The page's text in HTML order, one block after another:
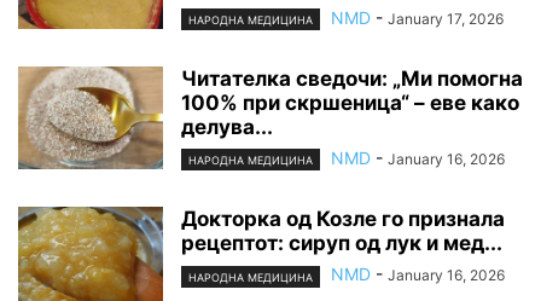
НАРОДНА МЕДИЦИНА NMD - January 17, 2026
Читателка сведочи: „Ми помогна
100% при скршеница“ – еве како
делува...
НАРОДНА МЕДИЦИНА NMD - January 16, 2026
Докторка од Козле го признала
рецептот: сируп од лук и мед...
НАРОДНА МЕДИЦИНА NMD - January 16, 2026